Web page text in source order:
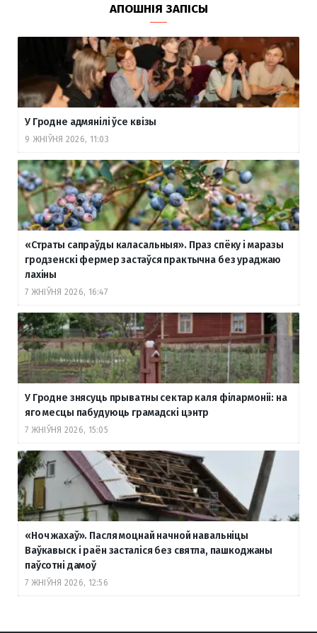
АПОШНІЯ ЗАПІСЫ
У Гродне адмянілі ўсе квізы
9 ЖНІЎНЯ 2026, 11:03
«Страты сапраўды каласальныя». Праз спёку і маразы
гродзенскі фермер застаўся практычна без ураджаю
лахіны
7 ЖНІЎНЯ 2026, 16:47
У Гродне знясуць прыватны сектар каля філармоніі: на
яго месцы пабудуюць грамадскі цэнтр
7 ЖНІЎНЯ 2026, 15:05
«Ноч жахаў». Пасля моцнай начной навальніцы
Ваўкавыск і раён засталіся без святла, пашкоджаны
паўсотні дамоў
7 ЖНІЎНЯ 2026, 12:56